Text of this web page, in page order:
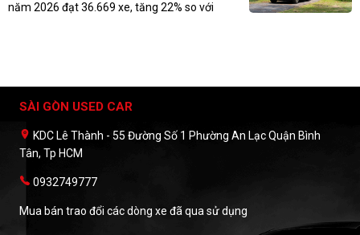
năm 2026 đạt 36.669 xe, tăng 22% so với
SÀI GÒN USED CAR
KDC Lê Thành - 55 Đường Số 1 Phường An Lạc Quận Bình
Tân, Tp HCM
0932749777
Mua bán trao đổi các dòng xe đã qua sử dụng